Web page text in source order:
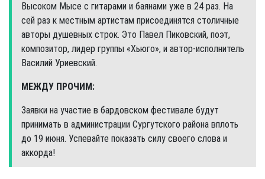
Высоком Мысе с гитарами и баянами уже в 24 раз. На
сей раз к местным артистам присоединятся столичные
авторы душевных строк. Это Павел Пиковский, поэт,
композитор, лидер группы «Хьюго», и автор-исполнитель
Василий Уриевский.
МЕЖДУ ПРОЧИМ:
Заявки на участие в бардовском фестивале будут
принимать в администрации Сургутского района вплоть
до 19 июня. Успевайте показать силу своего слова и
аккорда!